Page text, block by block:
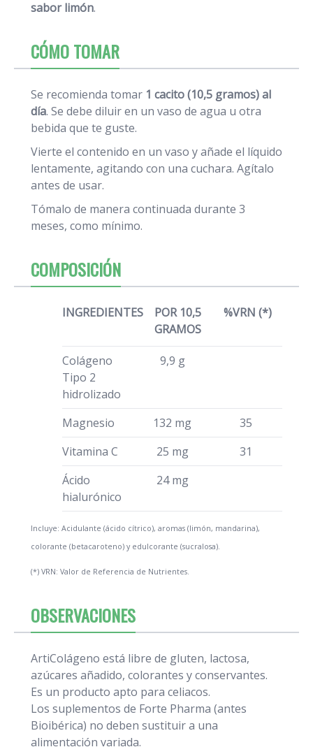
sabor limón.
CÓMO TOMAR
Se recomienda tomar 1 cacito (10,5 gramos) al
día. Se debe diluir en un vaso de agua u otra
bebida que te guste.
Vierte el contenido en un vaso y añade el líquido
lentamente, agitando con una cuchara. Agítalo
antes de usar.
Tómalo de manera continuada durante 3
meses, como mínimo.
COMPOSICIÓN
INGREDIENTES
POR 10,5
GRAMOS
%VRN (*)
Colágeno
Tipo 2
hidrolizado
9,9 g
Magnesio 132 mg
35
Vitamina C
25 mg
31
Ácido
hialurónico
24 mg
Incluye: Acidulante (ácido cítrico), aromas (limón, mandarina),
colorante (betacaroteno) y edulcorante (sucralosa).
(*) VRN: Valor de Referencia de Nutrientes.
OBSERVACIONES
ArtiColágeno está libre de gluten, lactosa,
azúcares añadido, colorantes y conservantes.
Es un producto apto para celiacos.
Los suplementos de Forte Pharma (antes
Bioibérica) no deben sustituir a una
alimentación variada.